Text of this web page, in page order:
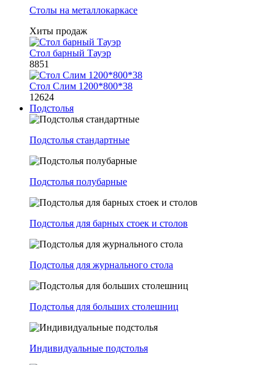
Столы на металлокаркасе
Хиты продаж
Стол барный Тауэр
8851
Стол Слим 1200*800*38
12624
Подстолья
Подстолья стандартные
Подстолья полубарные
Подстолья для барных стоек и столов
Подстолья для журнального стола
Подстолья для больших столешниц
Индивидуальные подстолья